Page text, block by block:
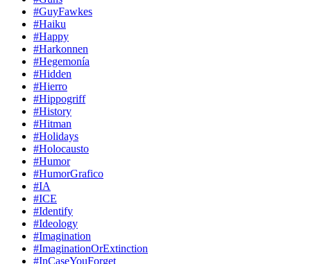
#GuyFawkes
#Haiku
#Happy
#Harkonnen
#Hegemonía
#Hidden
#Hierro
#Hippogriff
#History
#Hitman
#Holidays
#Holocausto
#Humor
#HumorGrafico
#IA
#ICE
#Identify
#Ideology
#Imagination
#ImaginationOrExtinction
#InCaseYouForget